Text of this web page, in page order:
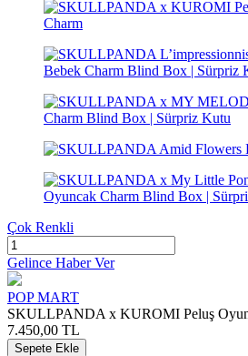
Çok Renkli
Gelince Haber Ver
POP MART
SKULLPANDA x KUROMI Peluş
7.450,00 TL
Sepete Ekle